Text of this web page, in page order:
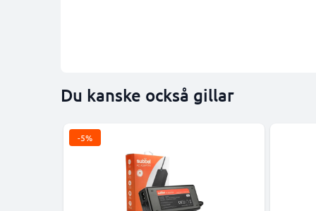
Du kanske också gillar
-5%